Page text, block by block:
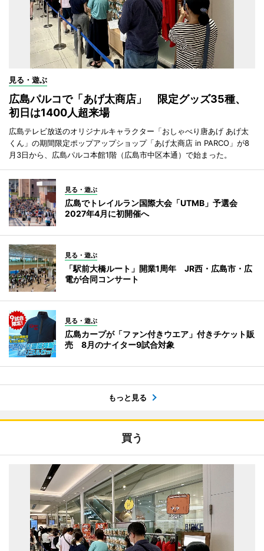
見る・遊ぶ
広島パルコで「あげ太商店」 限定グッズ35種、
初日は1400人超来場
広島テレビ放送のオリジナルキャラクター「おしゃべり唐あげ あげ太
くん」の期間限定ポップアップショップ「あげ太商店 in PARCO」が8
月3日から、広島パルコ本館1階（広島市中区本通）で始まった。
見る・遊ぶ
広島でトレイルラン国際大会「UTMB」予選会
2027年4月に初開催へ
見る・遊ぶ
「駅前大橋ルート」開業1周年 JR西・広島市・広
電が合同コンサート
見る・遊ぶ
広島カープが「ファン付きウエア」付きチケット販
売 8月のナイター9試合対象
もっと見る
買う